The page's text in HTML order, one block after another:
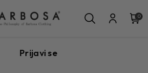
0
Prijavi se